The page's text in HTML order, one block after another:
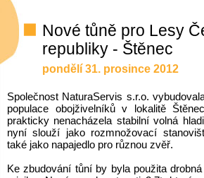
Nové tůně pro Lesy
republiky - Štěnec
pondělí 31. prosince 2012
Společnost NaturaServis s.r.o.
populace obojživelníků v lokalitě
prakticky nenacházela stabilní volná
nyní slouží jako rozmnožovací
také jako napajedlo pro různou zvěř.
Ke zbudování tůní by byla použita